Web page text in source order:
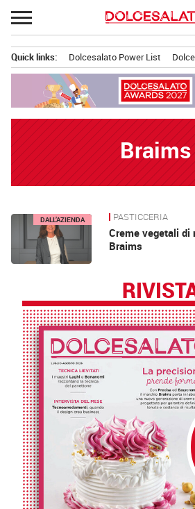
Passa
al
principale
Quick links: Dolcesalato Power List
Braims
News DALL’AZIENDA PASTICCERIA
Creme vegetali di
Braims